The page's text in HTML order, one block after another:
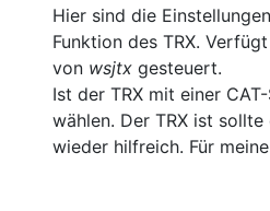
Hier sind die
Funktion des TRX.
von wsjtx gesteuert.
Ist der TRX mit einer
wählen. Der TRX ist
wieder hilfreich. Für